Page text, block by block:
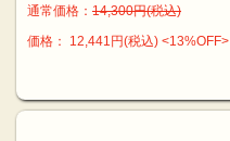
通常価格： 14,300円(税込)
価格： 12,441円(税込) <13%OFF>